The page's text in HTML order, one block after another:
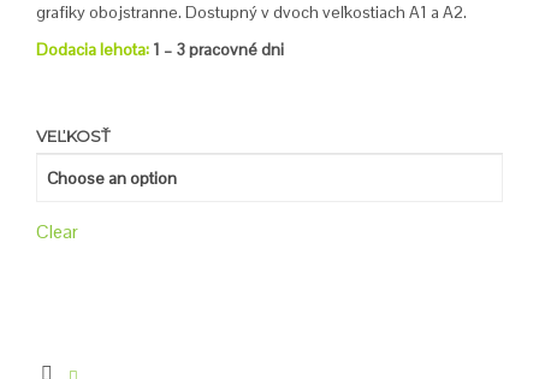
grafiky obojstranne. Dostupný v dvoch veľkostiach A1 a A2.
Dodacia lehota: 1 – 3 pracovné dni
VEĽKOSŤ
Clear